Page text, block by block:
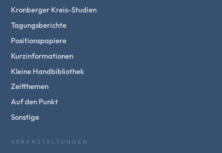
Kronberger Kreis-Studien
Tagungsberichte
Positionspapiere
Kurzinformationen
Kleine Handbibliothek
Zeitthemen
Auf den Punkt
Sonstige
VERANSTALTUNGEN